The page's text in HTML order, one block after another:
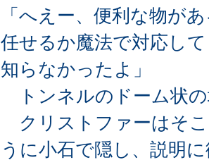
「へえー、便利な物が
任せるか魔法で対応し
知らなかったよ」
トンネルのドーム状
クリストファーはそ
うに小石で隠し、説明